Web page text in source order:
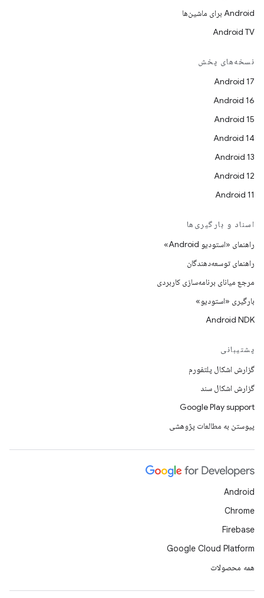
Android برای ماشین‌ها
Android TV
نسخه‌های پخش
Android 17
Android 16
Android 15
Android 14
Android 13
Android 12
Android 11
اسناد و بارگیری‌ها
راهنمای «استودیو Android»
راهنمای توسعه‌دهندگان
مرجع میانای برنامه‌سازی کاربردی
بارگیری «استودیو»
Android NDK
پشتیبانی
گزارش اشکال پلتفورم
گزارش اشکال سند
Google Play support
پیوستن به مطالعات پژوهشی
Android
Chrome
Firebase
Google Cloud Platform
همه محصولات